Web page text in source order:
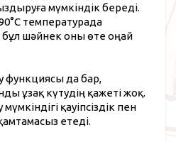
мүмкіндік береді.
температурада
шәйнек оны өте оңай
функциясы да бар,
ұзақ күтудің қажеті жоқ.
қауіпсіздік пен
етеді.